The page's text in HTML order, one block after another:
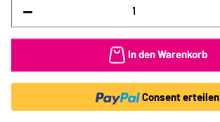
In den Warenkorb
Consent erteilen